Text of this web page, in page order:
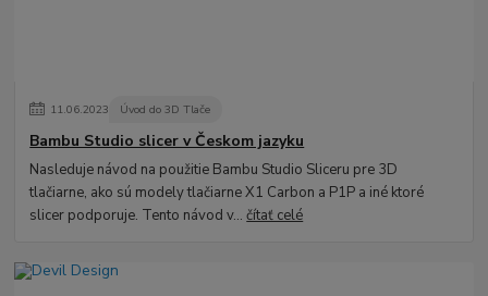
11.06.2023 Úvod do 3D Tlače
Bambu Studio slicer v Českom jazyku
Nasleduje návod na použitie Bambu Studio Sliceru pre 3D
tlačiarne, ako sú modely tlačiarne X1 Carbon a P1P a iné ktoré
slicer podporuje. Tento návod v...čítať celé